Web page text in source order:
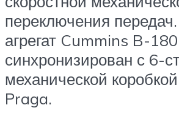
переключения
агрегат Cummins B-
синхронизирован с 6-
механической
Praga.